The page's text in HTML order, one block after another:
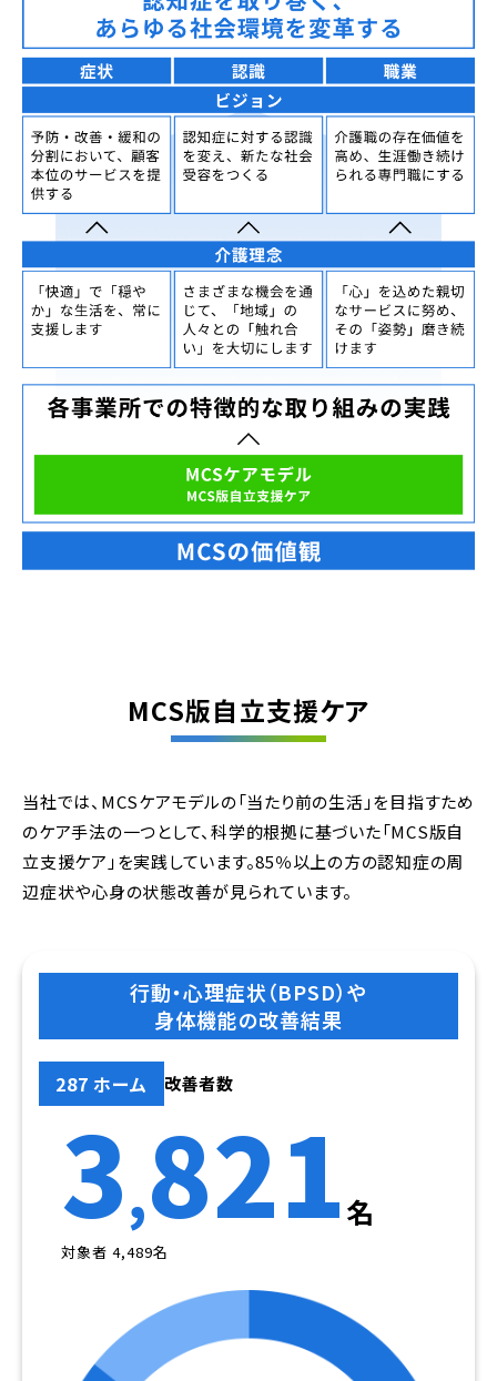
MCS版自立支援ケア
当社では、MCSケアモデルの「当たり前の生活」を目指すため
のケア手法の一つとして、科学的根拠に基づいた「MCS版自
立支援ケア」を実践しています。85％以上の方の認知症の周
辺症状や心身の状態改善が見られています。
行動・心理症状（BPSD）や
身体機能の改善結果
287 ホーム 改善者数
3,821名
対象者 4,489名